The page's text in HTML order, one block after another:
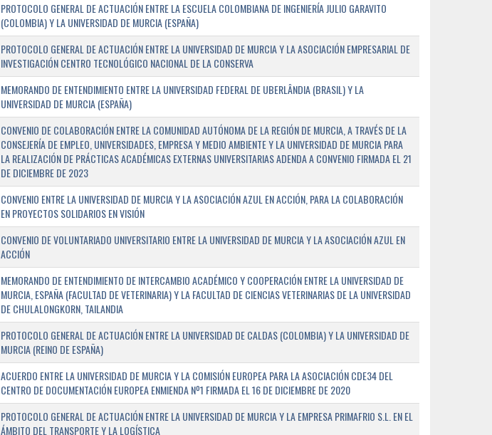
PROTOCOLO GENERAL DE ACTUACIÓN ENTRE LA ESCUELA COLOMBIANA DE INGENIERÍA JULIO GARAVITO
(COLOMBIA) Y LA UNIVERSIDAD DE MURCIA (ESPAÑA)
PROTOCOLO GENERAL DE ACTUACIÓN ENTRE LA UNIVERSIDAD DE MURCIA Y LA ASOCIACIÓN EMPRESARIAL DE
INVESTIGACIÓN CENTRO TECNOLÓGICO NACIONAL DE LA CONSERVA
MEMORANDO DE ENTENDIMIENTO ENTRE LA UNIVERSIDAD FEDERAL DE UBERLÂNDIA (BRASIL) Y LA
UNIVERSIDAD DE MURCIA (ESPAÑA)
CONVENIO DE COLABORACIÓN ENTRE LA COMUNIDAD AUTÓNOMA DE LA REGIÓN DE MURCIA, A TRAVÉS DE LA
CONSEJERÍA DE EMPLEO, UNIVERSIDADES, EMPRESA Y MEDIO AMBIENTE Y LA UNIVERSIDAD DE MURCIA PARA
LA REALIZACIÓN DE PRÁCTICAS ACADÉMICAS EXTERNAS UNIVERSITARIAS ADENDA A CONVENIO FIRMADA EL 21
DE DICIEMBRE DE 2023
CONVENIO ENTRE LA UNIVERSIDAD DE MURCIA Y LA ASOCIACIÓN AZUL EN ACCIÓN, PARA LA COLABORACIÓN
EN PROYECTOS SOLIDARIOS EN VISIÓN
CONVENIO DE VOLUNTARIADO UNIVERSITARIO ENTRE LA UNIVERSIDAD DE MURCIA Y LA ASOCIACIÓN AZUL EN
ACCIÓN
MEMORANDO DE ENTENDIMIENTO DE INTERCAMBIO ACADÉMICO Y COOPERACIÓN ENTRE LA UNIVERSIDAD DE
MURCIA, ESPAÑA (FACULTAD DE VETERINARIA) Y LA FACULTAD DE CIENCIAS VETERINARIAS DE LA UNIVERSIDAD
DE CHULALONGKORN, TAILANDIA
PROTOCOLO GENERAL DE ACTUACIÓN ENTRE LA UNIVERSIDAD DE CALDAS (COLOMBIA) Y LA UNIVERSIDAD DE
MURCIA (REINO DE ESPAÑA)
ACUERDO ENTRE LA UNIVERSIDAD DE MURCIA Y LA COMISIÓN EUROPEA PARA LA ASOCIACIÓN CDE34 DEL
CENTRO DE DOCUMENTACIÓN EUROPEA ENMIENDA Nº1 FIRMADA EL 16 DE DICIEMBRE DE 2020
PROTOCOLO GENERAL DE ACTUACIÓN ENTRE LA UNIVERSIDAD DE MURCIA Y LA EMPRESA PRIMAFRIO S.L. EN EL
ÁMBITO DEL TRANSPORTE Y LA LOGÍSTICA